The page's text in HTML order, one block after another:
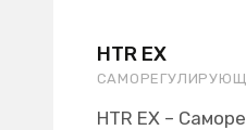
HTR EX
HTR EX –